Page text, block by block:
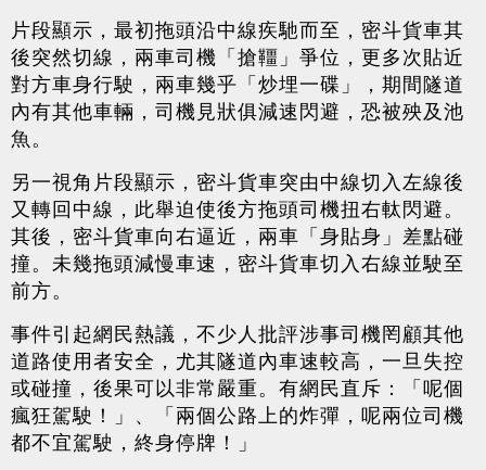
片段顯示，最初拖頭沿中線疾馳而至，密斗貨車其
後突然切線，兩車司機「搶韁」爭位，更多次貼近
對方車身行駛，兩車幾乎「炒埋一碟」，期間隧道
內有其他車輛，司機見狀俱減速閃避，恐被殃及池
魚。
另一視角片段顯示，密斗貨車突由中線切入左線後
又轉回中線，此舉迫使後方拖頭司機扭右軚閃避。
其後，密斗貨車向右逼近，兩車「身貼身」差點碰
撞。未幾拖頭減慢車速，密斗貨車切入右線並駛至
前方。
事件引起網民熱議，不少人批評涉事司機罔顧其他
道路使用者安全，尤其隧道內車速較高，一旦失控
或碰撞，後果可以非常嚴重。有網民直斥：「呢個
瘋狂駕駛！」、「兩個公路上的炸彈，呢兩位司機
都不宜駕駛，終身停牌！」